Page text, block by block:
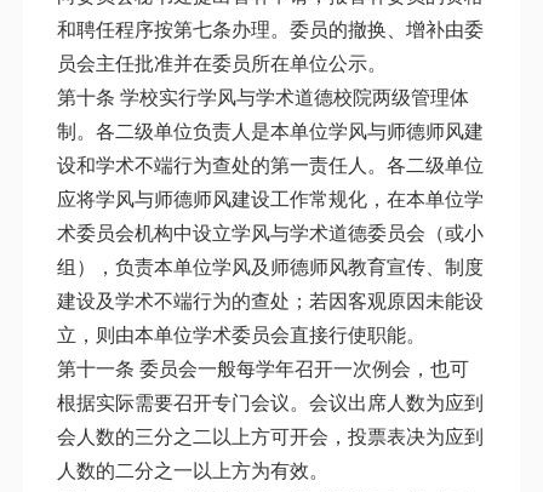
和聘任程序按第七条办理。委员的撤换、增补由委
员会主任批准并在委员所在单位公示。
第十条 学校实行学风与学术道德校院两级管理体
制。各二级单位负责人是本单位学风与师德师风建
设和学术不端行为查处的第一责任人。各二级单位
应将学风与师德师风建设工作常规化，在本单位学
术委员会机构中设立学风与学术道德委员会（或小
组），负责本单位学风及师德师风教育宣传、制度
建设及学术不端行为的查处；若因客观原因未能设
立，则由本单位学术委员会直接行使职能。
第十一条 委员会一般每学年召开一次例会，也可
根据实际需要召开专门会议。会议出席人数为应到
会人数的三分之二以上方可开会，投票表决为应到
人数的二分之一以上方为有效。